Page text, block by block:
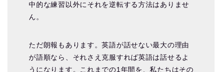
中的な練習以外にそれを逆転する方法はありませ
ん。
ただ朗報もあります。英語が話せない最大の理由
が語順なら、それさえ克服すれば英語は話せるよ
うになります。これまでの1年間を、私たちはその